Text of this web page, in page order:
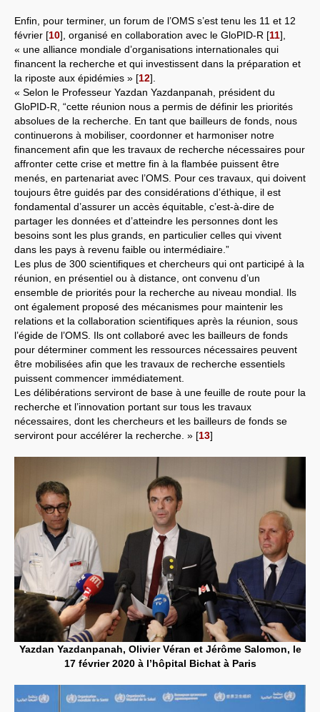
Enfin, pour terminer, un forum de l’OMS s’est tenu les 11 et 12
février [10] , organisé en collaboration avec le GloPID-R [11]
« une alliance mondiale d’organisations internationales qui
financent la recherche et qui investissent dans la préparation et
la riposte aux épidémies » [12]
« Selon le Professeur Yazdan Yazdanpanah, président du
GloPID-R, “cette réunion nous a permis de définir les priorités
absolues de la recherche. En tant que bailleurs de fonds, nous
continuerons à mobiliser, coordonner et harmoniser notre
financement afin que les travaux de recherche nécessaires pour
affronter cette crise et mettre fin à la flambée puissent être
menés, en partenariat avec l’OMS. Pour ces travaux, qui doivent
toujours être guidés par des considérations d’éthique, il est
fondamental d’assurer un accès équitable, c’est-à-dire de
partager les données et d’atteindre les personnes dont les
besoins sont les plus grands, en particulier celles qui vivent
dans les pays à revenu faible ou intermédiaire.”
Les plus de 300 scientifiques et chercheurs qui ont participé à la
réunion, en présentiel ou à distance, ont convenu d’un
ensemble de priorités pour la recherche au niveau mondial. Ils
ont également proposé des mécanismes pour maintenir les
relations et la collaboration scientifiques après la réunion, sous
l’égide de l’OMS. Ils ont collaboré avec les bailleurs de fonds
pour déterminer comment les ressources nécessaires peuvent
être mobilisées afin que les travaux de recherche essentiels
puissent commencer immédiatement.
Les délibérations serviront de base à une feuille de route pour la
recherche et l’innovation portant sur tous les travaux
nécessaires, dont les chercheurs et les bailleurs de fonds se
serviront pour accélérer la recherche. » [13]
Yazdan Yazdanpanah, Olivier Véran et Jérôme Salomon, le
17 février 2020 à l’hôpital Bichat à Paris